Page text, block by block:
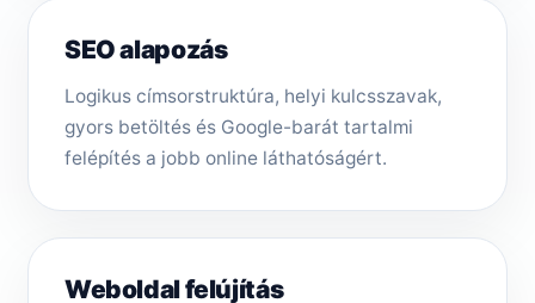
SEO alapozás
Logikus címsorstruktúra, helyi kulcsszavak,
gyors betöltés és Google-barát tartalmi
felépítés a jobb online láthatóságért.
Weboldal felújítás